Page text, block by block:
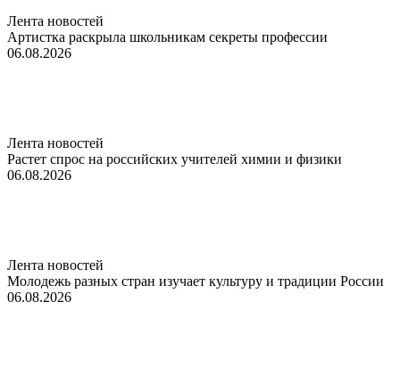
Лента новостей
Артистка раскрыла школьникам секреты профессии
06.08.2026
Лента новостей
Растет спрос на российских учителей химии и физики
06.08.2026
Лента новостей
Молодежь разных стран изучает культуру и традиции России
06.08.2026